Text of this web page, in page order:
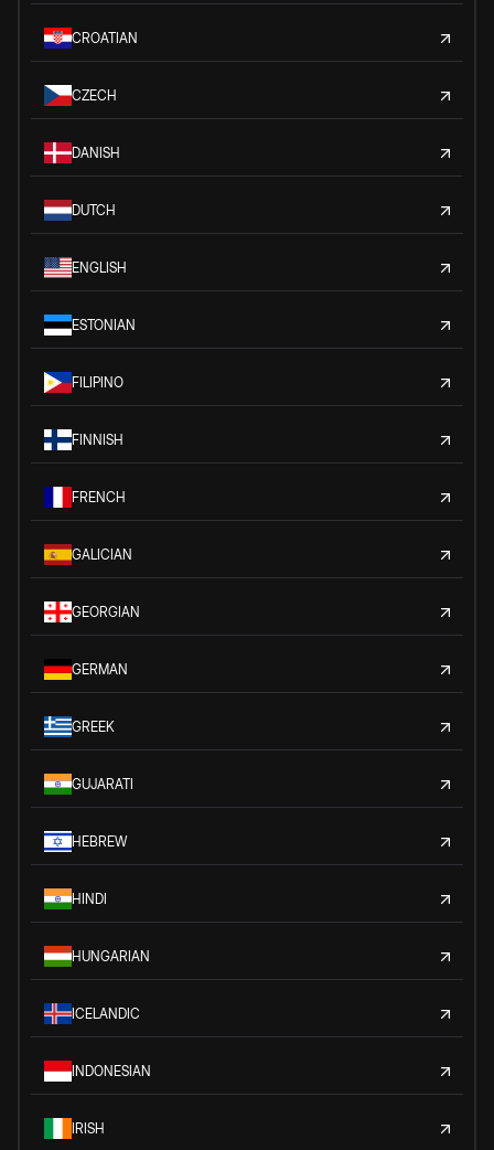
CROATIAN
CZECH
DANISH
DUTCH
ENGLISH
ESTONIAN
FILIPINO
FINNISH
FRENCH
GALICIAN
GEORGIAN
GERMAN
GREEK
GUJARATI
HEBREW
HINDI
HUNGARIAN
ICELANDIC
INDONESIAN
IRISH